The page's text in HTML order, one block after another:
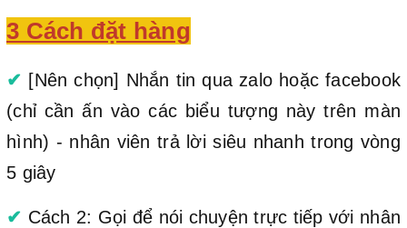
3 Cách đặt hàng
✔ [Nên chọn] Nhắn tin qua zalo hoặc facebook
(chỉ cần ấn vào các biểu tượng này trên màn
hình) - nhân viên trả lời siêu nhanh trong vòng
5 giây
✔ Cách 2: Gọi để nói chuyện trực tiếp với nhân